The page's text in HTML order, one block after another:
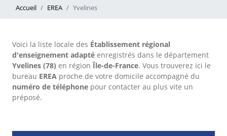
Accueil EREA Yvelines
Voici la liste locale des Établissement régional
d'enseignement adapté enregistrés dans le département
Yvelines (78) en régionÎle-de-France. Vous trouverez ici le
bureau EREA proche de votre domicile accompagné du
numéro de téléphone pour contacter au plus vite un
préposé.